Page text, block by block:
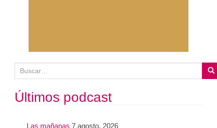
u
s
c
Últimos podcast
Las mañanas 7 agosto, 2026